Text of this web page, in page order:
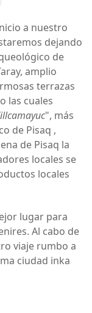
a nuestro
dejando
de
amplio
terrazas
las cuales
", más
de Pisaq ,
de Pisaq la
locales se
locales
lugar para
Al cabo de
viaje rumbo a
ciudad inka